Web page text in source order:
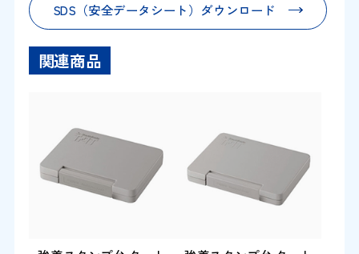
SDS（安全データシート）ダウンロード
関連商品